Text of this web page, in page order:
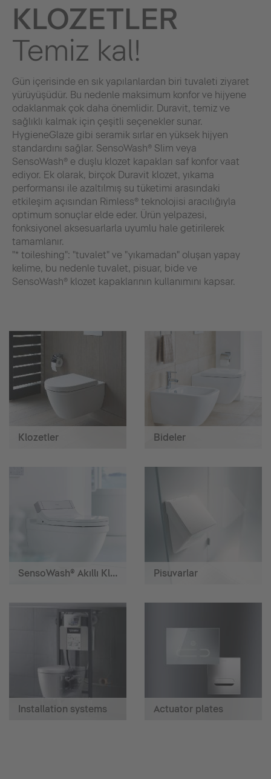
KLOZETLER
Temiz kal!
Gün içerisinde en sık yapılanlardan biri tuvaleti ziyaret
yürüyüşüdür. Bu nedenle maksimum konfor ve hijyene
odaklanmak çok daha önemlidir. Duravit, temiz ve
sağlıklı kalmak için çeşitli seçenekler sunar.
HygieneGlaze gibi seramik sırlar en yüksek hijyen
standardını sağlar. SensoWash® Slim veya
SensoWash® e duşlu klozet kapakları saf konfor vaat
ediyor. Ek olarak, birçok Duravit klozet, yıkama
performansı ile azaltılmış su tüketimi arasındaki
etkileşim açısından Rimless® teknolojisi aracılığıyla
optimum sonuçlar elde eder. Ürün yelpazesi,
fonksiyonel aksesuarlarla uyumlu hale getirilerek
tamamlanır.
"* toileshing": "tuvalet" ve "yıkamadan" oluşan yapay
kelime, bu nedenle tuvalet, pisuar, bide ve
SensoWash® klozet kapaklarının kullanımını kapsar.
Klozetler Bideler
SensoWash® Akıllı Klozetler Pisuvarlar
Installation systems Actuator plates